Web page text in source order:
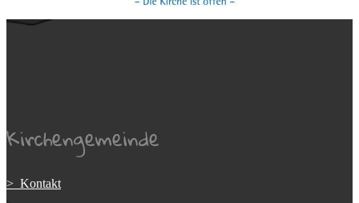
Kirchengemeinde
> Kontakt